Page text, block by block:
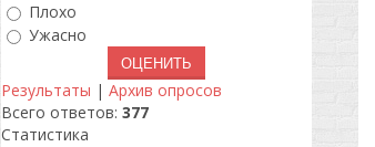
Плохо
Ужасно
Результаты | Архив опросов
Всего ответов: 377
Статистика